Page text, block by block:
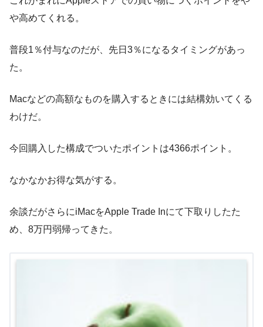
や高めてくれる。
普段1％付与なのだが、先日3％になるタイミングがあっ
た。
Macなどの高額なものを購入するときには結構効いてくる
わけだ。
今回購入した構成でついたポイントは4366ポイント。
なかなかお得な気がする。
余談だがさらにiMacをApple Trade Inにて下取りしたた
め、8万円弱帰ってきた。